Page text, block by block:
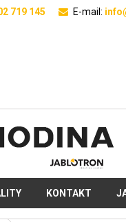
719 145 E-mail:
KONTAKT